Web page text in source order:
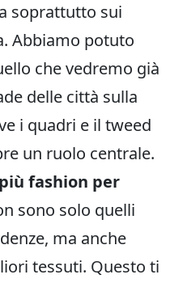
soprattutto sui
Abbiamo potuto
che vedremo già
delle città sulla
i quadri e il tweed
un ruolo centrale.
fashion per
sono solo quelli
ma anche
tessuti. Questo ti